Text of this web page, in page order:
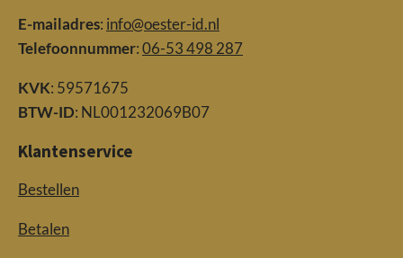
E-mailadres: info@oester-id.nl
Telefoonnummer:06-53 498 287
KVK: 59571675
BTW-ID: NL001232069B07
Klantenservice
Bestellen
Betalen